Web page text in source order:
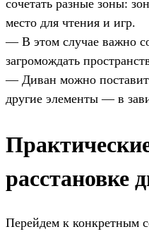
сочетать разные зоны:
место для чтения и игр.
— В этом случае важно
загромождать
— Диван можно
другие элементы — в
расстановке
Перейдем к конкретным